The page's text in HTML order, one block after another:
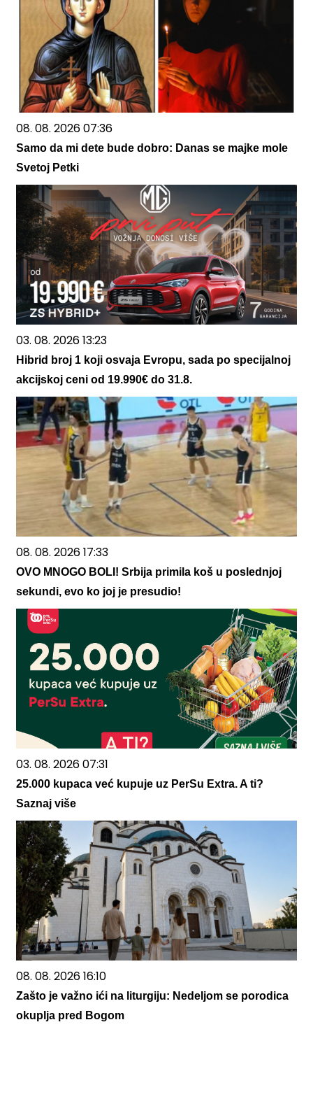
08. 08. 2026 07:36
Samo da mi dete bude dobro: Danas se majke mole
Svetoj Petki
03. 08. 2026 13:23
Hibrid broj 1 koji osvaja Evropu, sada po specijalnoj
akcijskoj ceni od 19.990€ do 31.8.
08. 08. 2026 17:33
OVO MNOGO BOLI! Srbija primila koš u poslednjoj
sekundi, evo ko joj je presudio!
03. 08. 2026 07:31
25.000 kupaca već kupuje uz PerSu Extra. A ti?
Saznaj više
08. 08. 2026 16:10
Zašto je važno ići na liturgiju: Nedeljom se porodica
okuplja pred Bogom